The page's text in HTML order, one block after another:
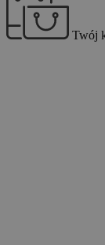
Twój